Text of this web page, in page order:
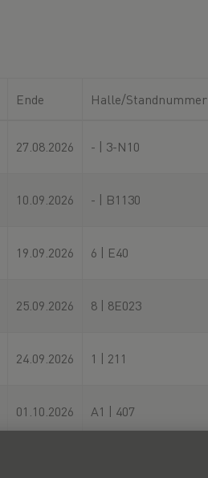
Ende Halle/Standnummer
27.08.2026 - | 3-N10
10.09.2026 - | B1130
19.09.2026 6 | E40
25.09.2026 8 | 8E023
24.09.2026 1 | 211
01.10.2026 A1 | 407